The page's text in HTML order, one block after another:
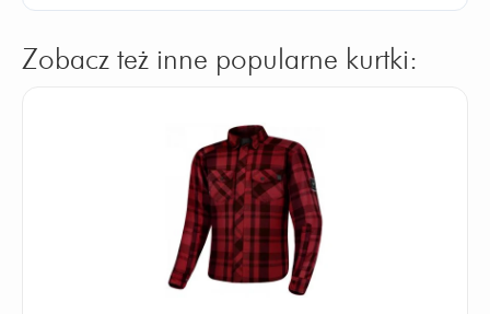
Zobacz też inne popularne kurtki: